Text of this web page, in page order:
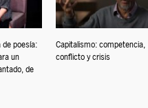
poesía:
un
de
Capitalismo: competencia,
conflicto y crisis